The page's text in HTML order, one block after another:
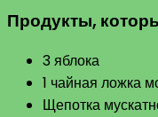
Продукты,
3 яблока
1 чайная ложка
Щепотка